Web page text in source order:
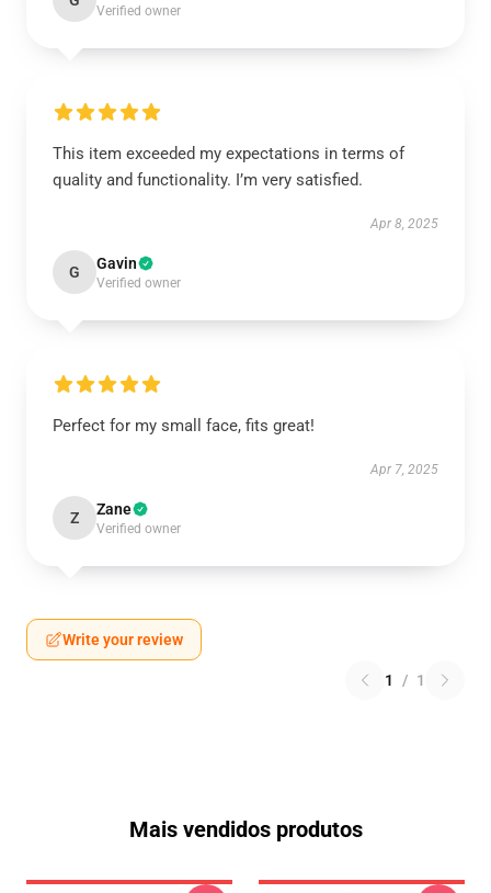
Verified owner
This item exceeded my expectations in terms of
quality and functionality. I’m very satisfied.
Apr 8, 2025
G Gavin
Verified owner
Perfect for my small face, fits great!
Apr 7, 2025
Z Zane
Verified owner
Write your review
1 / 1
Mais vendidos produtos